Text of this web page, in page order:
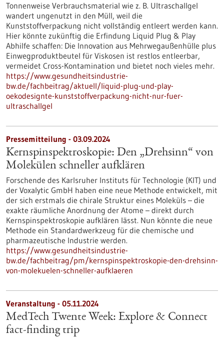
Tonnenweise Verbrauchsmaterial wie z. B. Ultraschallgel
wandert ungenutzt in den Müll, weil die
Kunststoffverpackung nicht vollständig entleert werden kann.
Hier könnte zukünftig die Erfindung Liquid Plug & Play
Abhilfe schaffen: Die Innovation aus Mehrwegaußenhülle plus
Einwegproduktbeutel für Viskosen ist restlos entleerbar,
vermeidet Cross-Kontamination und bietet noch vieles mehr.
https://www.gesundheitsindustrie-
bw.de/fachbeitrag/aktuell/liquid-plug-und-play-
oekodesignte-kunststoffverpackung-nicht-nur-fuer-
ultraschallgel
Pressemitteilung - 03.09.2024
Kernspinspektroskopie: Den „Drehsinn“ von
Molekülen schneller aufklären
Forschende des Karlsruher Instituts für Technologie (KIT) und
der Voxalytic GmbH haben eine neue Methode entwickelt, mit
der sich erstmals die chirale Struktur eines Moleküls – die
exakte räumliche Anordnung der Atome – direkt durch
Kernspinspektroskopie aufklären lässt. Nun könnte die neue
Methode ein Standardwerkzeug für die chemische und
pharmazeutische Industrie werden.
https://www.gesundheitsindustrie-
bw.de/fachbeitrag/pm/kernspinspektroskopie-den-drehsinn-
von-molekuelen-schneller-aufklaeren
Veranstaltung - 05.11.2024
MedTech Twente Week: Explore & Connect
fact-finding trip